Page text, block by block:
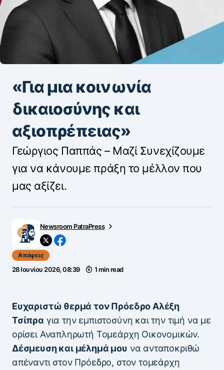
«Για μια κοινωνία
δικαιοσύνης και
αξιοπρέπειας»
Γεώργιος Παππάς – Μαζί Συνεχίζουμε
για να κάνουμε πράξη το μέλλον που
μας αξίζει.
Newsroom PatraPress
Απόψεις
28 Ιουνίου 2026, 08:39 1 min read
Ευχαριστώ θερμά τον Πρόεδρο Αλέξη
Τσίπρα για την εμπιστοσύνη και την τιμή να με
ορίσει Αναπληρωτή Τομεάρχη Οικονομικών.
Δέσμευση και μέλημά μου να ανταποκριθώ
απέναντι στον Πρόεδρο, στον τομεάρχη